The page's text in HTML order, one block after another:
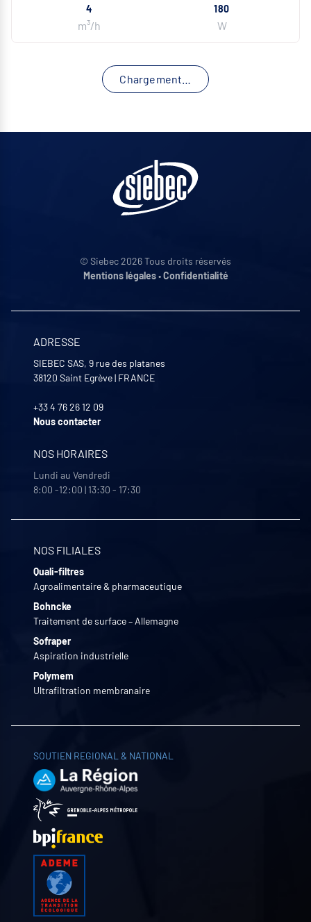
4
m³/h
180
W
Chargement…
© Siebec 2026 Tous droits réservés
Mentions légales•Confidentialité
ADRESSE
SIEBEC SAS, 9 rue des platanes
38120 Saint Egrève| FRANCE
+33 4 76 26 12 09
Nous contacter
NOS HORAIRES
Lundi au Vendredi
8:00 -12:00 | 13:30 - 17:30
NOS FILIALES
Quali-filtres
Agroalimentaire & pharmaceutique
Bohncke
Traitement de surface – Allemagne
Sofraper
Aspiration industrielle
Polymem
Ultrafiltration membranaire
SOUTIEN REGIONAL & NATIONAL